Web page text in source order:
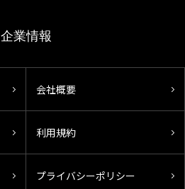
企業情報
会社概要
利用規約
プライバシーポリシー